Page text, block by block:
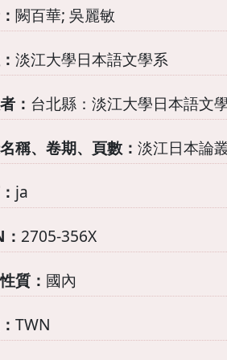
闕百華; 吳麗敏
淡江大學日本語文學系
： 台北縣：淡江大學日本語文
稱、卷期、頁數： 淡江日本論
ja
2705-356X
質： 國內
TWN